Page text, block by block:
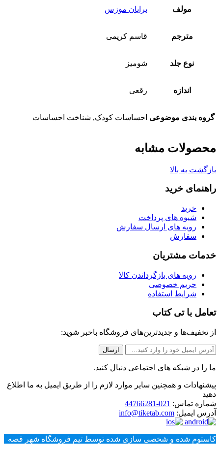
مولف برایان موزس
مترجم قاسم کریمی
نوع جلد شومیز
اندازه رقعی
گروه بندی موضوعی احساسات کودک, شناخت احساسات
محصولات مشابه
بازگشت به بالا
راهنمای خرید
خرید
شیوه های پرداخت
رویه های ارسال سفارش
سفارش
خدمات مشتریان
رویه های بازگرداندن کالا
حریم خصوصی
شرایط استفاده
تعامل با تی کتاب
از تخفیف‌ها و جدیدترین‌های فروشگاه باخبر شوید:
ما را در شبکه های اجتماعی دنبال کنید.
پیشنهادات و همچنین سایر موارد لازم را از طریق ایمیل به ما اطلاع
دهید
شماره تماس: 021-44766281
آدرس ایمیل: info@tiketab.com
کاستوم شده و شخصی سازی شده توسط تیم فروشگاه شهر قصه